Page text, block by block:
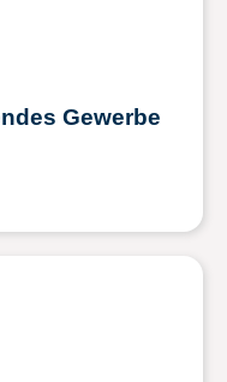
Gewerbe